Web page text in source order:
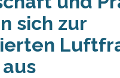
sich zur